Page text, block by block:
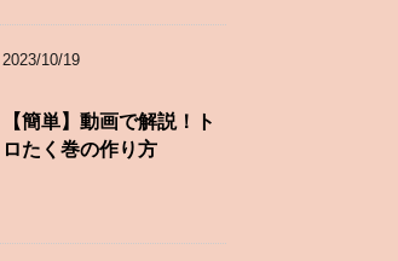
2023/10/19
【簡単】動画で解説！ト
ロたく巻の作り方